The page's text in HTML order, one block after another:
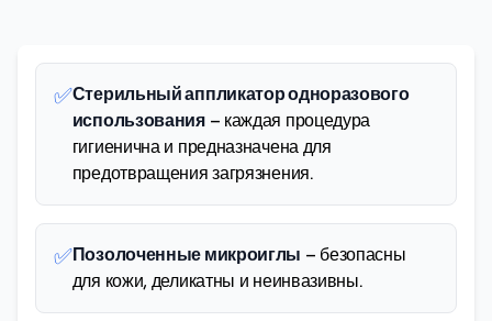
✅Стерильный аппликатор одноразового
использования– каждая процедура
гигиенична и предназначена для
предотвращения загрязнения.
✅Позолоченные микроиглы – безопасны
для кожи, деликатны и неинвазивны.